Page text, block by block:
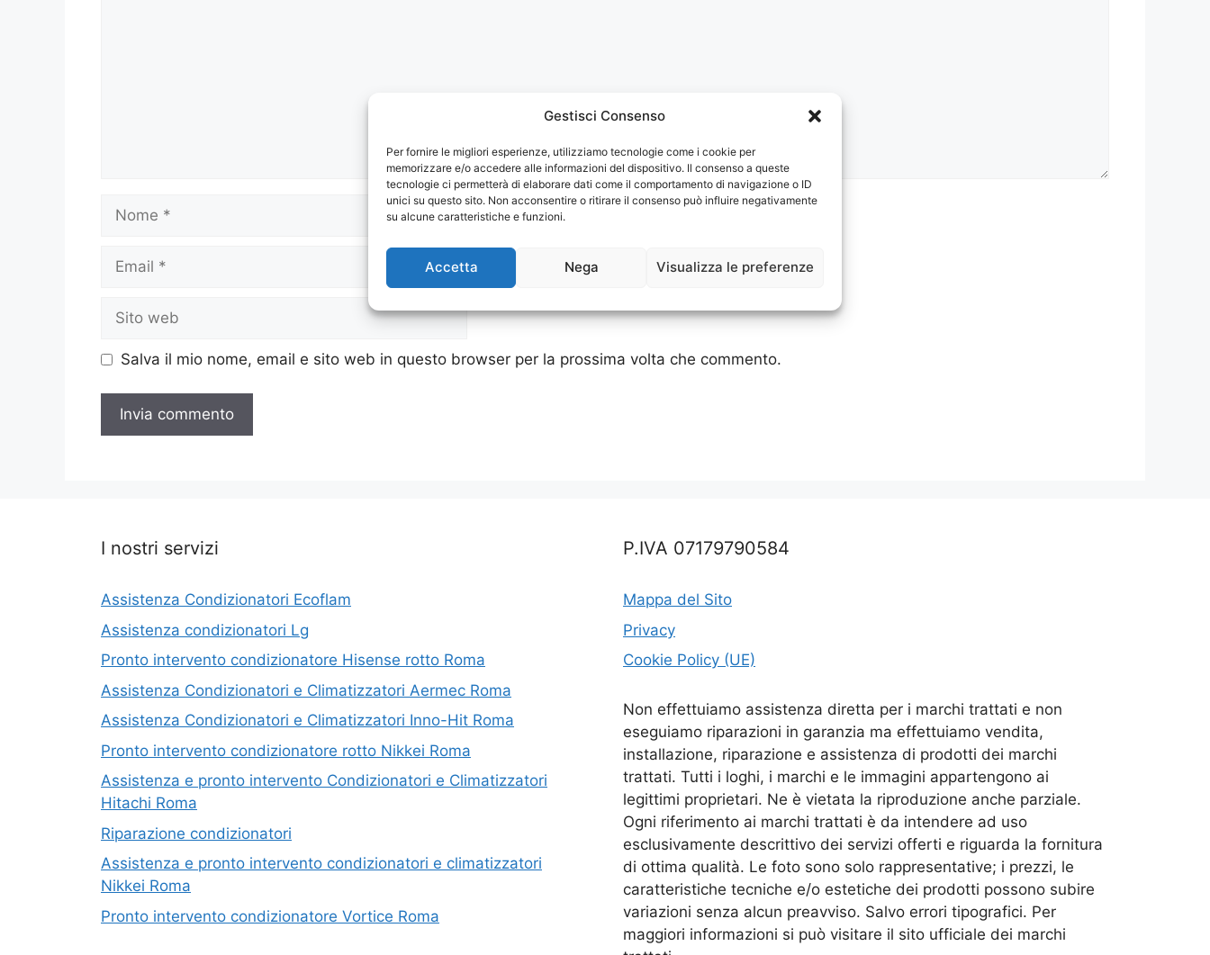
Gestisci Consenso
Per fornire le migliori esperienze, utilizziamo tecnologie come i cookie per
memorizzare e/o accedere alle informazioni del dispositivo. Il consenso a queste
tecnologie ci permetterà di elaborare dati come il comportamento di navigazione o ID
unici su questo sito. Non acconsentire o ritirare il consenso può influire negativamente
su alcune caratteristiche e funzioni.
Accetta Nega Visualizza le preferenze
web
Salva il mio nome, email e sito web in questo browser per la prossima volta che commento.
I nostri servizi
Assistenza Condizionatori Ecoflam
Assistenza condizionatori Lg
Pronto intervento condizionatore Hisense rotto Roma
Assistenza Condizionatori e Climatizzatori Aermec Roma
Assistenza Condizionatori e Climatizzatori Inno-Hit Roma
Pronto intervento condizionatore rotto Nikkei Roma
Assistenza e pronto intervento Condizionatori e Climatizzatori
Hitachi Roma
Riparazione condizionatori
Assistenza e pronto intervento condizionatori e climatizzatori
Nikkei Roma
Pronto intervento condizionatore Vortice Roma
P.IVA 07179790584
Mappa del Sito
Privacy
Cookie Policy (UE)
Non effettuiamo assistenza diretta per i marchi trattati e non
eseguiamo riparazioni in garanzia ma effettuiamo vendita,
installazione, riparazione e assistenza di prodotti dei marchi
trattati. Tutti i loghi, i marchi e le immagini appartengono ai
legittimi proprietari. Ne è vietata la riproduzione anche parziale.
Ogni riferimento ai marchi trattati è da intendere ad uso
esclusivamente descrittivo dei servizi offerti e riguarda la fornitura
di ottima qualità. Le foto sono solo rappresentative; i prezzi, le
caratteristiche tecniche e/o estetiche dei prodotti possono subire
variazioni senza alcun preavviso. Salvo errori tipografici. Per
maggiori informazioni si può visitare il sito ufficiale dei marchi